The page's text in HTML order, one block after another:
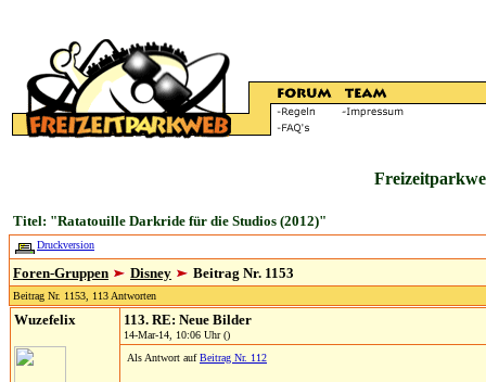
Titel: "Ratatouille Darkride für die Studios (2012)"
Druckversion
Foren-Gruppen Disney Beitrag Nr. 1153
Beitrag Nr. 1153, 113 Antworten
Wuzefelix 113. RE: Neue Bilder
14-Mar-14, 10:06 Uhr ()
Als Antwort aufBeitrag Nr. 112